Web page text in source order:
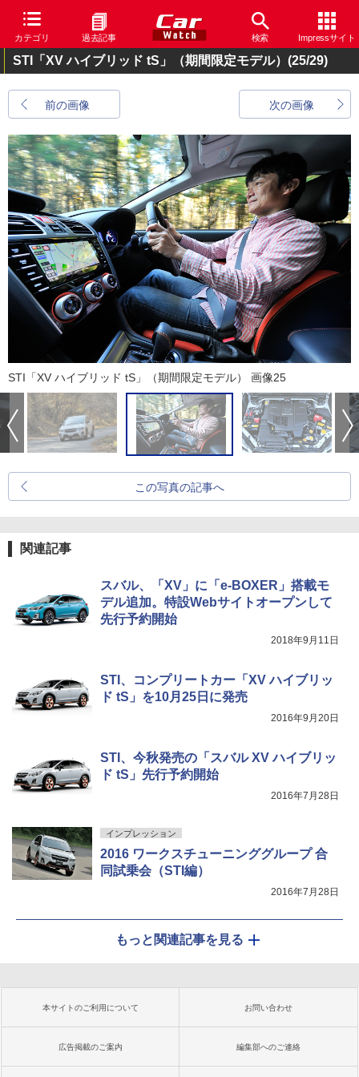
カテゴリ 過去記事 検索 Impressサイト
STI「XV ハイブリッド tS」（期間限定モデル） (25/29)
前の画像 次の画像
STI「XV ハイブリッド tS」（期間限定モデル） 画像25
この写真の記事へ
関連記事
スバル、「XV」に「e-BOXER」搭載モ
デル追加。特設Webサイトオープンして
先行予約開始
2018年9月11日
STI、コンプリートカー「XV ハイブリッ
ド tS」を10月25日に発売
2016年9月20日
STI、今秋発売の「スバル XV ハイブリッ
ド tS」先行予約開始
2016年7月28日
インプレッション
2016 ワークスチューニンググループ 合
同試乗会（STI編）
2016年7月28日
もっと関連記事を見る
本サイトのご利用について お問い合わせ
広告掲載のご案内 編集部へのご連絡